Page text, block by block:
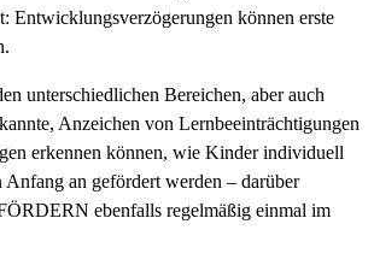
Entwicklungsverzögerungen können erste
unterschiedlichen Bereichen, aber auch
Anzeichen von Lernbeeinträchtigungen
erkennen können, wie Kinder individuell
an gefördert werden – darüber
ebenfalls regelmäßig einmal im